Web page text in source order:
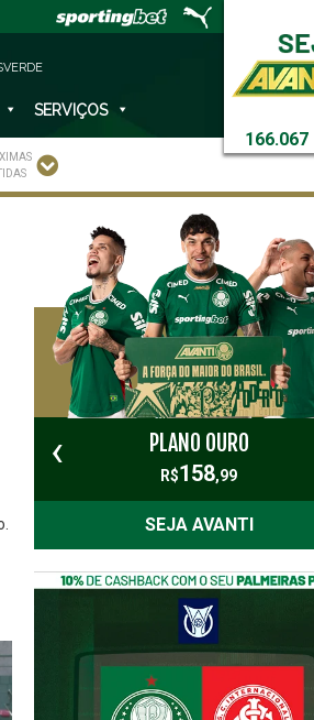
166.067
SERVIÇOS
PLANO OURO
R$158,99
‹
SEJA AVANTI